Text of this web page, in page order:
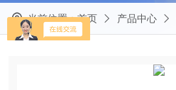
当前位置：首页 产品中心